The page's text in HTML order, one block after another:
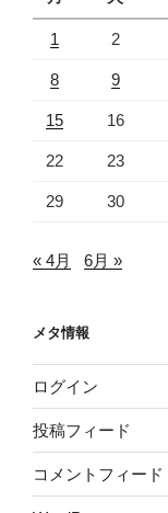
1 2
8 9
15 16
22 23
29 30
« 4月 6月 »
メタ情報
ログイン
投稿フィード
コメントフィード